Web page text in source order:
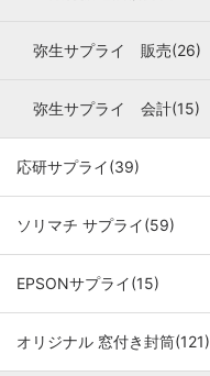
弥生サプライ 販売(26)
弥生サプライ 会計(15)
応研サプライ(39)
ソリマチ サプライ(59)
EPSONサプライ(15)
オリジナル 窓付き封筒(121)